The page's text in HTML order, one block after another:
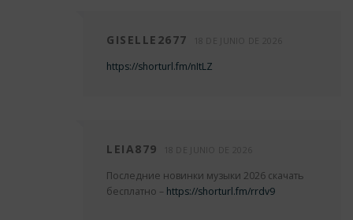
GISELLE2677
https://shorturl.fm/nItLZ
LEIA879
Последние новинки музыки 2026 скачать
бесплатно – https://shorturl.fm/rrdv9